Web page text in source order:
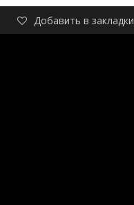
Добавить в закладки